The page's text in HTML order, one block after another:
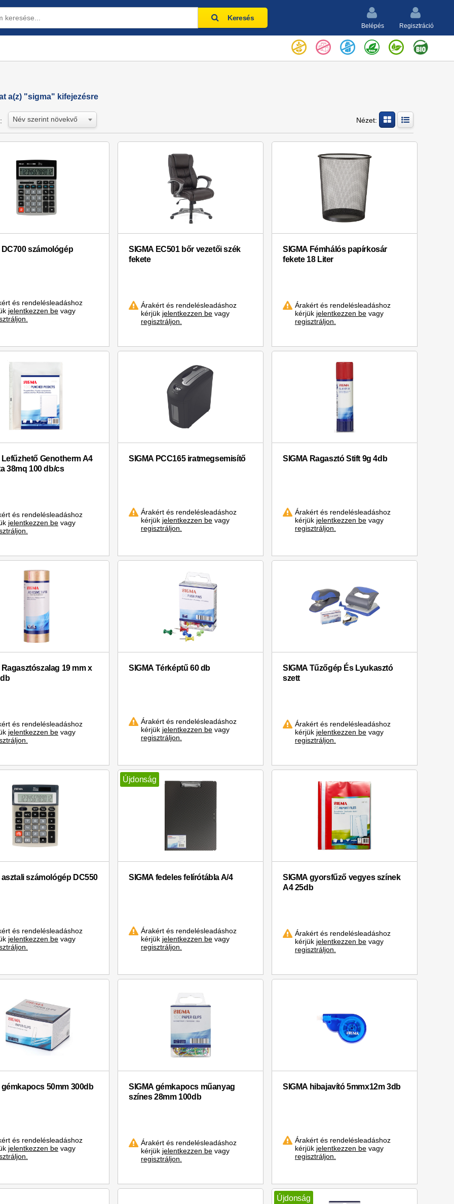
Keresés
Belépés Regisztráció
a(z) "sigma" kifejezésre
Név szerint növekvő Nézet:
DC700 számológép
és rendelésleadáshoz
jelentkezzen be vagy
SIGMA EC501 bőr vezetői szék
fekete
Árakért és rendelésleadáshoz
kérjük jelentkezzen bevagy
regisztráljon.
SIGMA Fémhálós papírkosár
fekete 18 Liter
Árakért és rendelésleadáshoz
kérjük jelentkezzen bevagy
regisztráljon.
Lefűzhető Genotherm A4
38mq 100 db/cs
és rendelésleadáshoz
jelentkezzen be vagy
SIGMA PCC165 iratmegsemisítő
Árakért és rendelésleadáshoz
kérjük jelentkezzen bevagy
regisztráljon.
SIGMA Ragasztó Stift 9g 4db
Árakért és rendelésleadáshoz
kérjük jelentkezzen bevagy
regisztráljon.
Ragasztószalag 19 mm x
és rendelésleadáshoz
jelentkezzen be vagy
SIGMA Térképtű 60 db
Árakért és rendelésleadáshoz
kérjük jelentkezzen bevagy
regisztráljon.
SIGMA Tűzőgép És Lyukasztó
szett
Árakért és rendelésleadáshoz
kérjük jelentkezzen bevagy
regisztráljon.
asztali számológép DC550
és rendelésleadáshoz
jelentkezzen be vagy
Újdonság
SIGMA fedeles felírótábla A/4
Árakért és rendelésleadáshoz
kérjük jelentkezzen bevagy
regisztráljon.
SIGMA gyorsfűző vegyes színek
A4 25db
Árakért és rendelésleadáshoz
kérjük jelentkezzen bevagy
regisztráljon.
gémkapocs 50mm 300db
és rendelésleadáshoz
jelentkezzen be vagy
SIGMA gémkapocs műanyag
színes 28mm 100db
Árakért és rendelésleadáshoz
kérjük jelentkezzen bevagy
regisztráljon.
SIGMA hibajavító 5mmx12m 3db
Árakért és rendelésleadáshoz
kérjük jelentkezzen bevagy
regisztráljon.
Újdonság